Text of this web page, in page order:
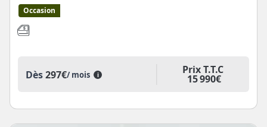
Occasion
Dès297€/ mois i Prix T.T.C
15 990€